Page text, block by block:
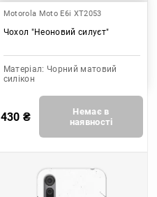
Motorola Moto E6i XT2053
Чохол "Неоновий силуєт"
Матеріал: Чорний матовий
силікон
430 ₴
Немає в
наявності